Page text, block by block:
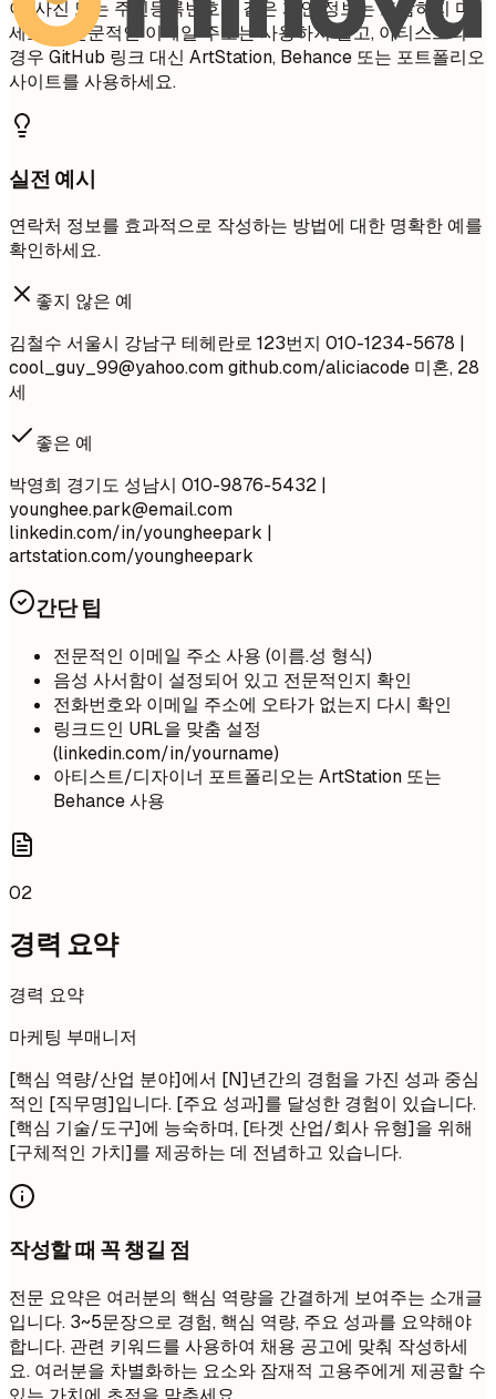
이, 사진 또는 주민등록번호와 같은 개인 정보는 포함하지 마
세요. 비전문적인 이메일 주소는 사용하지 말고, 아티스트의
경우 GitHub 링크 대신 ArtStation, Behance 또는 포트폴리오
사이트를 사용하세요.
실전 예시
연락처 정보를 효과적으로 작성하는 방법에 대한 명확한 예를
확인하세요.
좋지 않은 예
김철수 서울시 강남구 테헤란로 123번지 010-1234-5678 |
cool_guy_99@yahoo.comgithub.com/aliciacode 미혼, 28
세
좋은 예
박영희 경기도 성남시 010-9876-5432 |
younghee.park@email.com
linkedin.com/in/youngheepark |
artstation.com/youngheepark
간단 팁
전문적인 이메일 주소 사용 (이름.성 형식)
음성 사서함이 설정되어 있고 전문적인지 확인
전화번호와 이메일 주소에 오타가 없는지 다시 확인
링크드인 URL을 맞춤 설정
(linkedin.com/in/yourname)
아티스트/디자이너 포트폴리오는 ArtStation 또는
Behance 사용
02
경력 요약
경력 요약
마케팅 부매니저
[핵심 역량/산업 분야]에서 [N]년간의 경험을 가진 성과 중심
적인 [직무명]입니다. [주요 성과]를 달성한 경험이 있습니다.
[핵심 기술/도구]에 능숙하며, [타겟 산업/회사 유형]을 위해
[구체적인 가치]를 제공하는 데 전념하고 있습니다.
작성할 때 꼭 챙길 점
전문 요약은 여러분의 핵심 역량을 간결하게 보여주는 소개글
입니다. 3~5문장으로 경험, 핵심 역량, 주요 성과를 요약해야
합니다. 관련 키워드를 사용하여 채용 공고에 맞춰 작성하세
요. 여러분을 차별화하는 요소와 잠재적 고용주에게 제공할 수